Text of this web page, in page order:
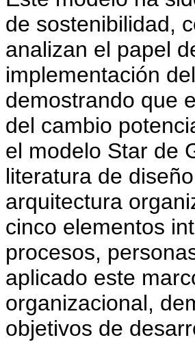
de sostenibilidad,
analizan el papel
implementación
demostrando que
del cambio
el modelo Star de
literatura de
arquitectura
cinco elementos
procesos,
aplicado este
organizacional,
objetivos de